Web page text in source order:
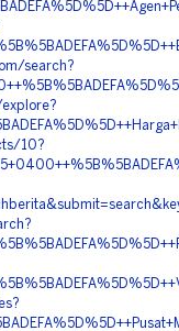
search?
10?